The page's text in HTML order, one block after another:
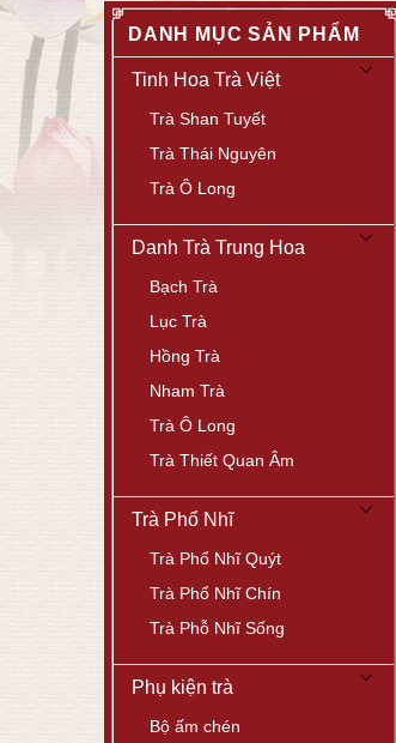
DANH MỤC SẢN PHẨM
Tinh Hoa Trà Việt
Trà Shan Tuyết
Trà Thái Nguyên
Trà Ô Long
Danh Trà Trung Hoa
Bạch Trà
Lục Trà
Hồng Trà
Nham Trà
Trà Ô Long
Trà Thiết Quan Âm
Trà Phổ Nhĩ
Trà Phổ Nhĩ Quýt
Trà Phổ Nhĩ Chín
Trà Phỗ Nhĩ Sống
Phụ kiện trà
Bộ ấm chén